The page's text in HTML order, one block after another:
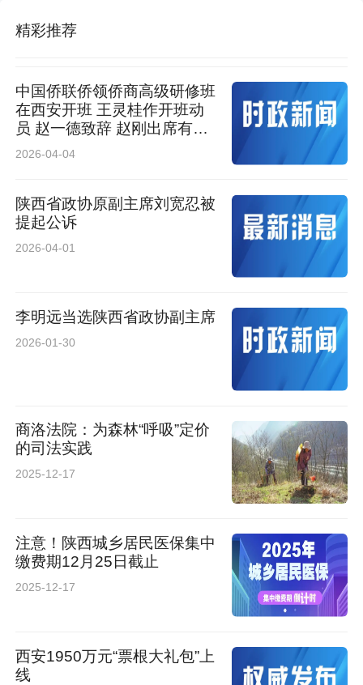
利抗旱资金到账。5月12日，铜川市财政局下拨
600万元抗旱救灾资金，提前下达农村供水工程
669万元维修养护资金。宜君县、印台区等也相
继下达抗旱救灾资金。
精彩推荐
中国侨联侨领侨商高级研修班
在西安开班 王灵桂作开班动
员 赵一德致辞 赵刚出席有关
活动
2026-04-04
陕西省政协原副主席刘宽忍被
提起公诉
2026-04-01
李明远当选陕西省政协副主席
2026-01-30
商洛法院：为森林“呼吸”定价
的司法实践
2025-12-17
注意！陕西城乡居民医保集中
缴费期12月25日截止
2025-12-17
西安1950万元“票根大礼包”上
线